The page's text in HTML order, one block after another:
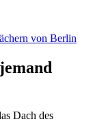
von Berlin
Dach des